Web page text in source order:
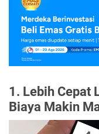
1. Lebih Cepat
Biaya Makin